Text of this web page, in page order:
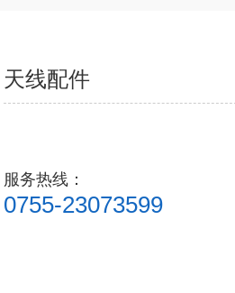
天线配件
服务热线：
0755-23073599